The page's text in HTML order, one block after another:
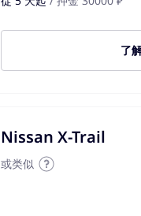
了
Nissan X-Trail
或类似